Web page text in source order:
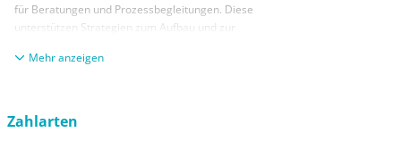
für Beratungen und Prozessbegleitungen. Diese
unterstützen Strategien zum Aufbau und zur
KMUs. Die daraus resultierenden Ergebnisse und
aus Mitteln des Europäischen Sozialfonds Plus und
anzeigen
Zahlarten